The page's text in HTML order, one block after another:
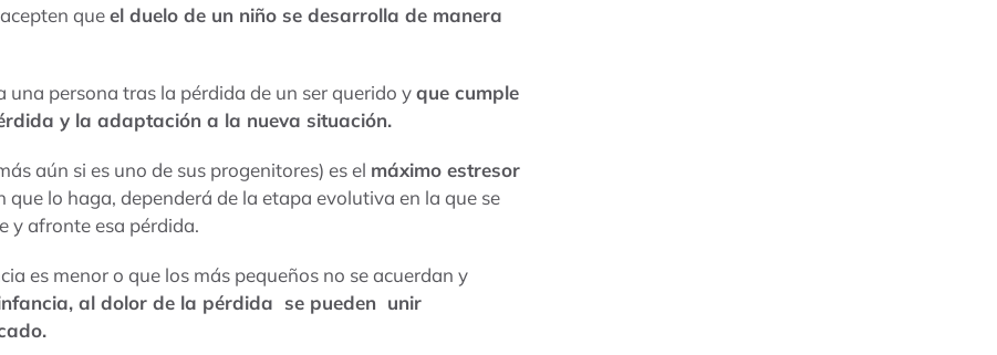
queel duelo de un niño se desarrolla de manera
una persona tras la pérdida de un ser querido yque cumple
y la adaptación a la nueva situación.
aún si es uno de sus progenitores) es el máximo estresor
que lo haga, dependerá de la etapa evolutiva en la que se
y afronte esa pérdida.
es menor o que los más pequeños no se acuerdan y
al dolor de la pérdida se pueden unir